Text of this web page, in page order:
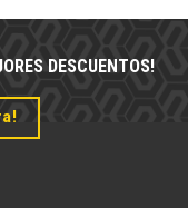
DESCUENTOS!